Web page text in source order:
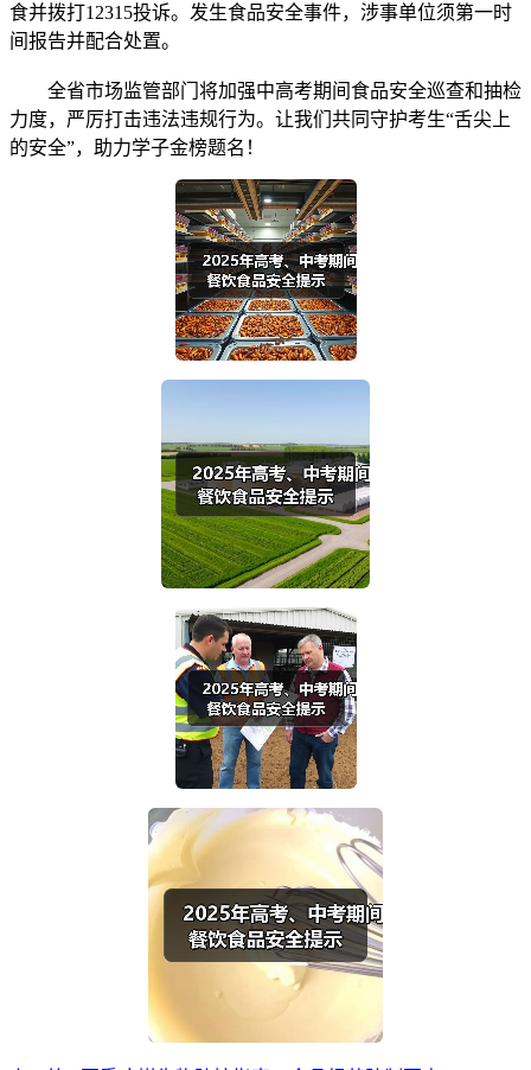
食并拨打12315投诉。发生食品安全事件，涉事单位须第一时
间报告并配合处置。
全省市场监管部门将加强中高考期间食品安全巡查和抽检
力度，严厉打击违法违规行为。让我们共同守护考生“舌尖上
的安全”，助力学子金榜题名！